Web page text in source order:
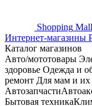
Shopping Mall
Интернет-магазины
Каталог магазинов
Авто/мототовары
здоровье Одежда и
ремонт Для мам и их
Автозапчасти
Бытовая техника